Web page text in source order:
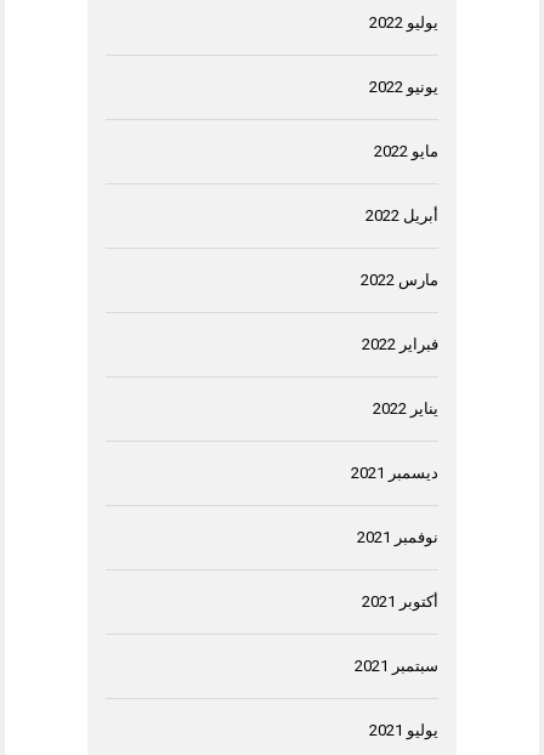
يوليو 2022
يونيو 2022
مايو 2022
أبريل 2022
مارس 2022
فبراير 2022
يناير 2022
ديسمبر 2021
نوفمبر 2021
أكتوبر 2021
سبتمبر 2021
يوليو 2021